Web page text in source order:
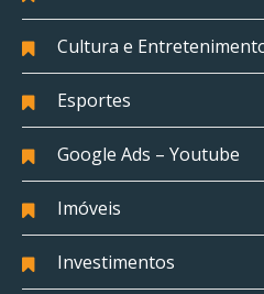
Cultura e
Esportes
Google Ads – Youtube
Imóveis
Investimentos